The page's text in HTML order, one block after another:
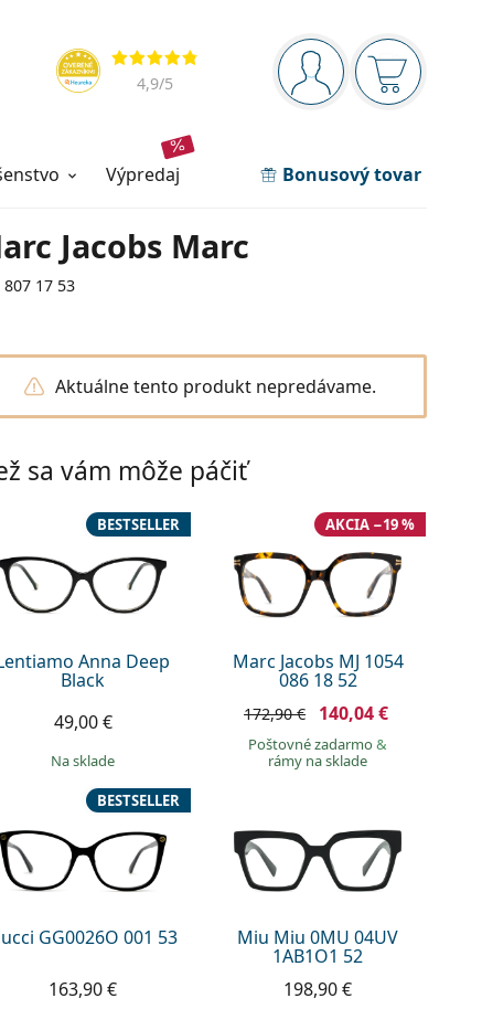
Navigačný panel
ste prihláseníNákupný
Hodnotenia
4,9/5
výpredaj Bonusový tovar
Jacobs Marc
807 17 53
Aktuálne tento produkt nepredávame.
sa vám môže páčiť
Anna Deep
Black
BESTSELLER
49,00 €
na sklade
Marc Jacobs MJ 1054
086 18 52
AKCIA −19 %
172,90 € 140,04 €
Poštovné zadarmo&
rámy na sklade
GG0026O 001 53
BESTSELLER
163,90 €
Miu Miu 0MU 04UV
1AB1O1 52
198,90 €